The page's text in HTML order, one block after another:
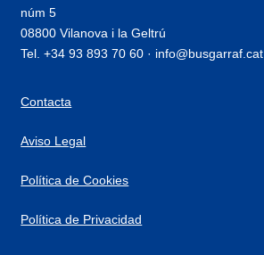
núm 5
08800 Vilanova i la Geltrú
Tel. +34 93 893 70 60 · info@busgarraf.cat
Contacta
Aviso Legal
Política de Cookies
Política de Privacidad